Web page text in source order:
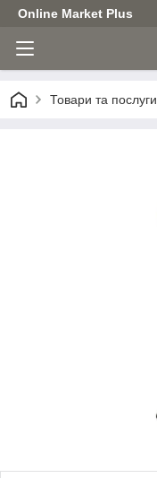
Online Market Plus
Товари та послуги